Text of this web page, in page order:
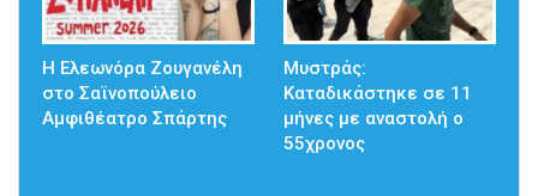
Η Ελεωνόρα Ζουγανέλη
στο Σαϊνοπούλειο
Αμφιθέατρο Σπάρτης
Μυστράς:
Καταδικάστηκε σε 11
μήνες με αναστολή ο
55χρονος